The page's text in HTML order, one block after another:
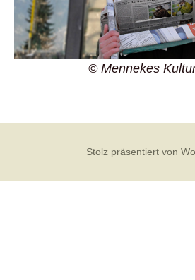
© Mennekes
Stolz präsentiert von